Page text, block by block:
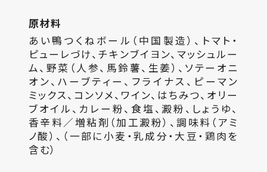
原材料
あい鴨つくねボール（中国製造）、トマト・
ピューレづけ、チキンブイヨン、マッシュルー
ム、野菜（人参、馬鈴薯、生姜）、ソテーオニ
オン、ハーブティー、フライナス、ピーマン
ミックス、コンソメ、ワイン、はちみつ、オリー
ブオイル、カレー粉、食塩、澱粉、しょうゆ、
香辛料／増粘剤（加工澱粉）、調味料（アミ
ノ酸）、（一部に小麦・乳成分・大豆・鶏肉を
含む）